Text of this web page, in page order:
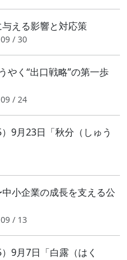
える影響と対応策
/ 30
く“出口戦略”の第一歩
/ 24
9月23日「秋分（しゅう
小企業の成長を支える公
/ 13
9月7日「白露（はく